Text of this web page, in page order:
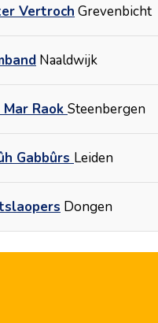
Vertroch Grevenbicht
Naaldwijk
Raok Steenbergen
Gabbûrs Leiden
Dongen